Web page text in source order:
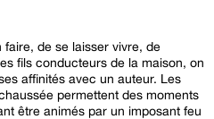
de se laisser vivre, de
affinités avec un auteur. Les
permettent des moments
être animés par un imposant feu